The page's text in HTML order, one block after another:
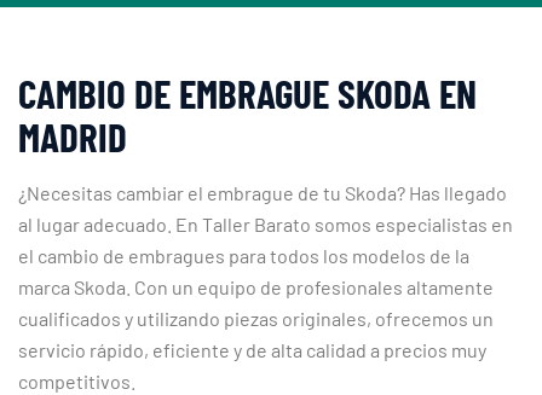
CAMBIO DE EMBRAGUE SKODA EN
MADRID
¿Necesitas cambiar el embrague de tu Skoda? Has llegado
al lugar adecuado. En Taller Barato somos especialistas en
el cambio de embragues para todos los modelos de la
marca Skoda. Con un equipo de profesionales altamente
cualificados y utilizando piezas originales, ofrecemos un
servicio rápido, eficiente y de alta calidad a precios muy
competitivos.